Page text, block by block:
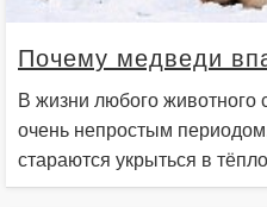
Почему медведи
В жизни любого животного
очень непростым
стараются укрыться в